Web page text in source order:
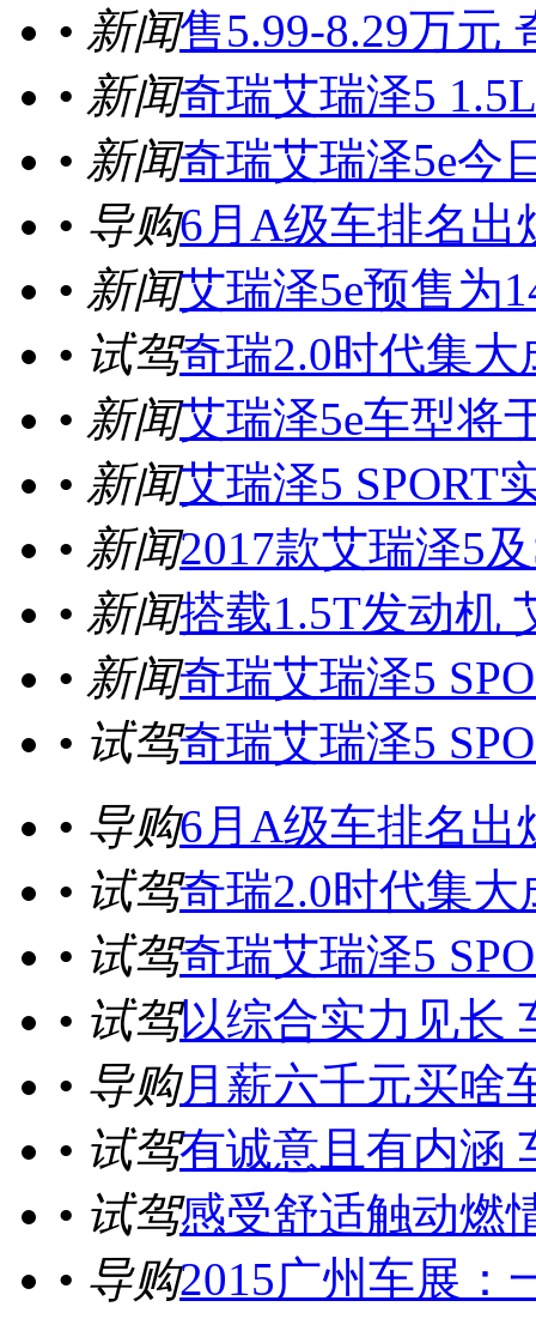
• 新闻售5.99-8.29万元
• 新闻奇瑞艾瑞泽5
• 新闻奇瑞艾瑞泽5e今
• 导购6月A级车排名出
• 新闻艾瑞泽5e预售为
• 试驾奇瑞2.0时代集大
• 新闻艾瑞泽5e车型将
• 新闻艾瑞泽5 SPORT
• 新闻2017款艾瑞泽5
• 新闻搭载1.5T发动机
• 新闻奇瑞艾瑞泽5
• 试驾奇瑞艾瑞泽5
• 导购6月A级车排名出
• 试驾奇瑞2.0时代集大
• 试驾奇瑞艾瑞泽5
• 试驾以综合实力见长
• 导购月薪六千元买啥
• 试驾有诚意且有内涵
• 试驾感受舒适触动燃
• 导购2015广州车展：